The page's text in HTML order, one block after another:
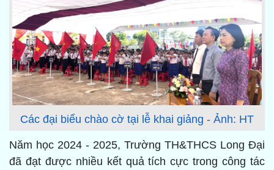
Các đại biểu chào cờ tại lễ khai giảng - Ảnh: HT
Năm học 2024 - 2025, Trường TH&THCS Long Đại
đã đạt được nhiều kết quả tích cực trong công tác